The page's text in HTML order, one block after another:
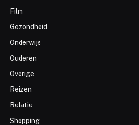
Film
Gezondheid
Onderwijs
Ouderen
Overige
Reizen
Relatie
Shopping